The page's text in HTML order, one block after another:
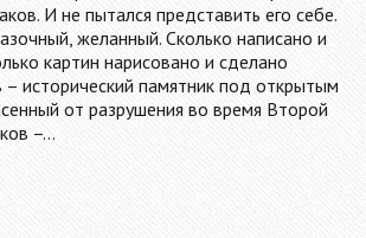
И не пытался представить его себе.
желанный. Сколько написано и
картин нарисовано и сделано
исторический памятник под открытым
от разрушения во время Второй
–…